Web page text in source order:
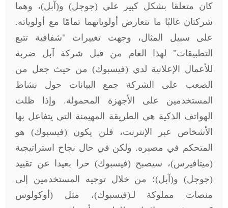
كان متعلقا بشكل كبير علي (جوجل) و(آبل)، وهما
شركتان غالبًا ما تتعارض أولوياتهما تمامًا مع أولوياته.
على سبيل المثال، وجهت تغييرات "شفافية تتبع
التطبيقات" لهذا العام من قبل شركة آبل ضربة
للأعمال الإعلانية لدي (فيسبوك) من حيث جعل من
الصعب على الشركة جمع البيانات حول نشاط
المستخدمين على الأجهزة المحمولة. وإذا ظلت
الهواتف الذكية هي الطريقة المهيمنة التي يتفاعل بها
الأشخاص عبر الإنترنت، فلن يكون (فيسبوك) هو
المتحكم في مصيره. ولكن في حال نجاح استراتيجية
(ميتافيرس)، سيصبح (فيسبوك) حرا بعيدا عن تقييد
(جوجل) و(آبل)؛ من خلال توجيه المستخدمين إلى
منصات مملوكة لـ(فيسبوك)، مثل (أوكولوس